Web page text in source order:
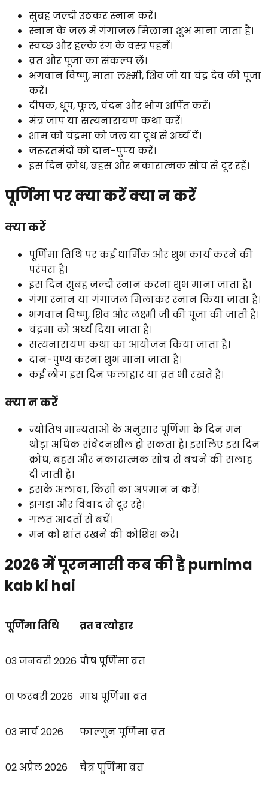
सुबह जल्दी उठकर स्नान करें।
स्नान के जल में गंगाजल मिलाना शुभ माना जाता है।
स्वच्छ और हल्के रंग के वस्त्र पहनें।
व्रत और पूजा का संकल्प लें।
भगवान विष्णु, माता लक्ष्मी, शिव जी या चंद्र देव की पूजा
करें।
दीपक, धूप, फूल, चंदन और भोग अर्पित करें।
मंत्र जाप या सत्यनारायण कथा करें।
शाम को चंद्रमा को जल या दूध से अर्घ्य दें।
जरूरतमंदों को दान-पुण्य करें।
इस दिन क्रोध, बहस और नकारात्मक सोच से दूर रहें।
पूर्णिमा पर क्या करें क्या न करें
क्या करें
पूर्णिमा तिथि पर कई धार्मिक और शुभ कार्य करने की
परंपरा है।
इस दिन सुबह जल्दी स्नान करना शुभ माना जाता है।
गंगा स्नान या गंगाजल मिलाकर स्नान किया जाता है।
भगवान विष्णु, शिव और लक्ष्मी जी की पूजा की जाती है।
चंद्रमा को अर्घ्य दिया जाता है।
सत्यनारायण कथा का आयोजन किया जाता है।
दान-पुण्य करना शुभ माना जाता है।
कई लोग इस दिन फलाहार या व्रत भी रखते हैं।
क्या न करें
ज्योतिष मान्यताओं के अनुसार पूर्णिमा के दिन मन
थोड़ा अधिक संवेदनशील हो सकता है। इसलिए इस दिन
क्रोध, बहस और नकारात्मक सोच से बचने की सलाह
दी जाती है।
इसके अलावा, किसी का अपमान न करें।
झगड़ा और विवाद से दूर रहें।
गलत आदतों से बचें।
मन को शांत रखने की कोशिश करें।
2026 में पूरनमासी कब की है purnima
kab ki hai
पूर्णिमा तिथि व्रत व त्योहार
03 जनवरी 2026 पौष पूर्णिमा व्रत
01 फरवरी 2026 माघ पूर्णिमा व्रत
03 मार्च 2026 फाल्गुन पूर्णिमा व्रत
02 अप्रैल 2026 चैत्र पूर्णिमा व्रत